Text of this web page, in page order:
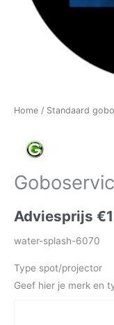
Home / Standaard
Adviesprijs €
water-splash-6070
Type spot/projector
Geef hier je merk en